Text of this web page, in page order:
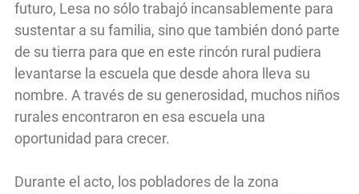
futuro, Lesa no sólo trabajó incansablemente para
sustentar a su familia, sino que también donó parte
de su tierra para que en este rincón rural pudiera
levantarse la escuela que desde ahora lleva su
nombre. A través de su generosidad, muchos niños
rurales encontraron en esa escuela una
oportunidad para crecer.
Durante el acto, los pobladores de la zona